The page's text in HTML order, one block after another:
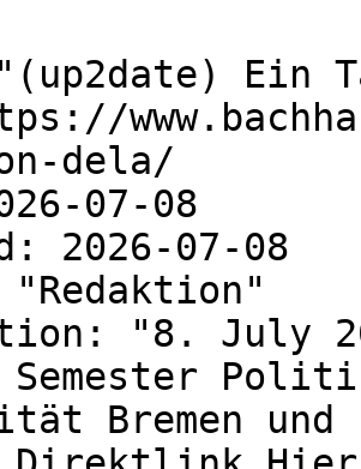
Ein
dela/
07-08
2026-07-08
"8. July
Bremen